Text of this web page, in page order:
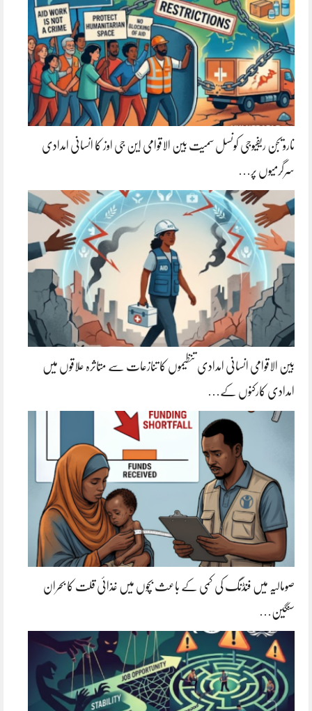
نارویجن ریفیوجی کونسل سمیت بین الاقوامی این جی اوز کا انسانی امدادی
سرگرمیوں پر…
بین الاقوامی انسانی امدادی تنظیموں کا تنازعات سے متاثرہ علاقوں میں
امدادی کارکنوں کے…
صومالیہ میں فنڈنگ کی کمی کے باعث بچوں میں غذائی قلت کا بحران
سنگین…